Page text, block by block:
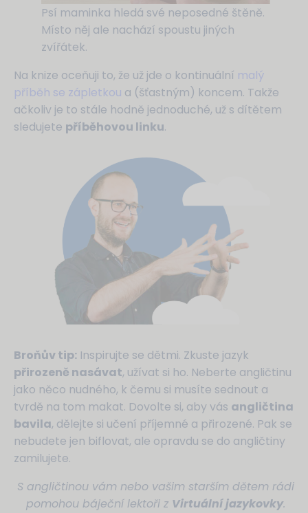
Psí maminka hledá své neposedné štěně.
Místo něj ale nachází spoustu jiných
zvířátek.
Na knize oceňuji to, že už jde o kontinuální malý
příběh se zápletkou a (šťastným) koncem. Takže
ačkoliv je to stále hodně jednoduché, už s dítětem
sledujete příběhovou linku.
Broňův tip: Inspirujte se dětmi. Zkuste jazyk
přirozeně nasávat, užívat si ho. Neberte angličtinu
jako něco nudného, k čemu si musíte sednout a
tvrdě na tom makat. Dovolte si, aby vás angličtina
bavila, dělejte si učení příjemné a přirozené. Pak se
nebudete jen biflovat, ale opravdu se do angličtiny
zamilujete.
S angličtinou vám nebo vašim starším dětem rádi
pomohou báječní lektoři z Virtuální jazykovky.